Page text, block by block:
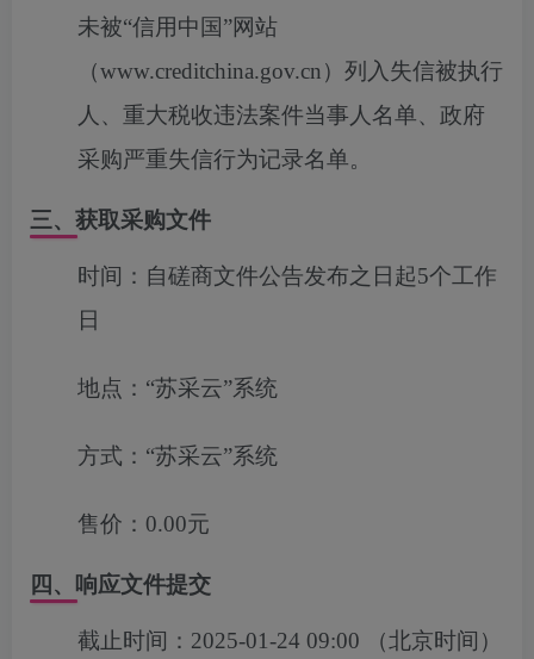
未被“信用中国”网站
（www.creditchina.gov.cn）列入失信被执行
人、重大税收违法案件当事人名单、政府
采购严重失信行为记录名单。
三、获取采购文件
时间： 自磋商文件公告发布之日起5个工作
日
地点： “苏采云”系统
方式： “苏采云”系统
售价： 0.00元
四、响应文件提交
截止时间： 2025-01-24 09:00 （北京时间）